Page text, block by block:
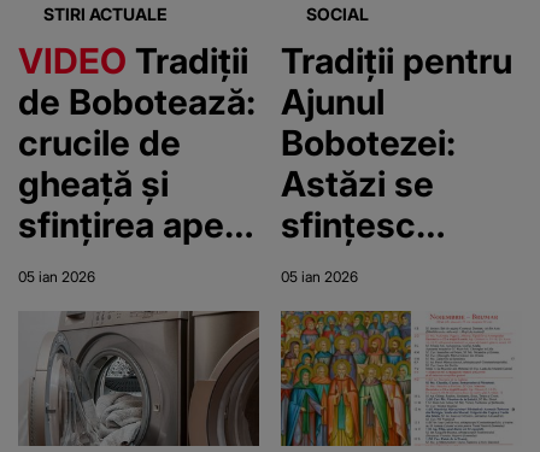
STIRI ACTUALE
VIDEO Tradiții
de Bobotează:
crucile de
gheață și
sfințirea apei
în județele
Suceava,
Constanța și
Galați
05 ian 2026
SOCIAL
Tradiții pentru
Ajunul
Bobotezei:
Astăzi se
sfințesc
apele. Ce nu
este bine să
faci pe 5
ianuarie
2026?
05 ian 2026